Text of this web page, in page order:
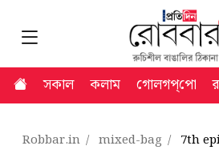
সকাল কলাম গোলগপ্‌পো
Robbar.in mixed-bag 7th